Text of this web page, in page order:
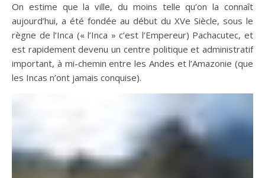
On estime que la ville, du moins telle qu’on la connaît
aujourd’hui, a été fondée au début du XVe Siècle, sous le
règne de l’Inca (« l’Inca » c’est l’Empereur) Pachacutec, et
est rapidement devenu un centre politique et administratif
important, à mi-chemin entre les Andes et l’Amazonie (que
les Incas n’ont jamais conquise).